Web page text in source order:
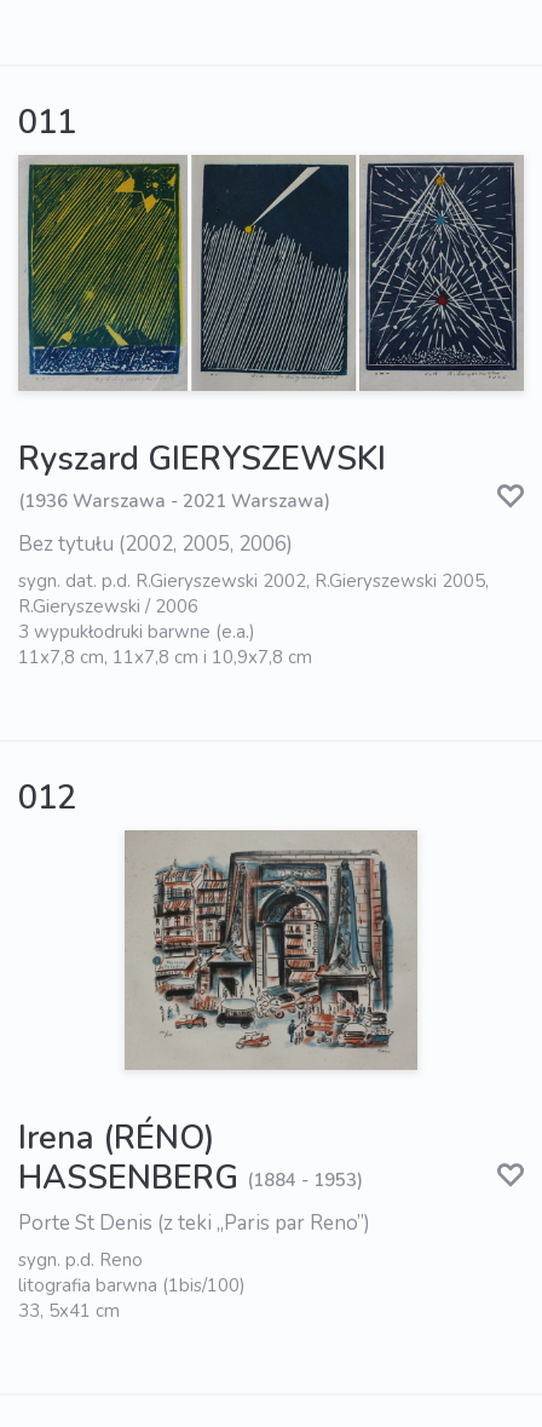
011
Ryszard GIERYSZEWSKI
(1936 Warszawa - 2021 Warszawa)
Bez tytułu (2002, 2005, 2006)
sygn. dat. p.d. R.Gieryszewski 2002, R.Gieryszewski 2005,
R.Gieryszewski / 2006
3 wypukłodruki barwne (e.a.)
11x7,8 cm, 11x7,8 cm i 10,9x7,8 cm
012
Irena (RÉNO)
HASSENBERG (1884 - 1953)
Porte St Denis (z teki „Paris par Reno”)
sygn. p.d. Reno
litografia barwna (1bis/100)
33, 5x41 cm